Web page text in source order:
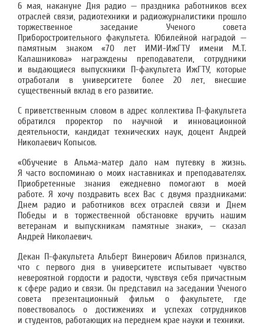
6 мая, накануне Дня радио — праздника работников всех
отраслей связи, радиотехники и радиожурналистики прошло
торжественное заседание Ученого совета
Приборостроительного факультета. Юбилейной наградой —
памятным знаком «70 лет ИМИ-ИжГТУ имени М.Т.
Калашникова» награждены преподаватели, сотрудники
и выдающиеся выпускники П-факультета ИжГТУ, которые
отработали в университете более 20 лет, внесшие
существенный вклад в его развитие.
С приветственным словом в адрес коллектива П-факультета
обратился проректор по научной и инновационной
деятельности, кандидат технических наук, доцент Андрей
Николаевич Копысов.
«Обучение в Альма-матер дало нам путевку в жизнь.
Я часто воспоминаю о моих наставниках и преподавателях.
Приобретенные знания ежедневно помогают в моей
работе. Я хочу поздравить всех Вас с двумя праздниками:
Днем радио и работников всех отраслей связи и Днем
Победы и в торжественной обстановке вручить нашим
ветеранам и выпускникам памятные знаки», — сказал
Андрей Николаевич.
Декан П-факультета Альберт Винерович Абилов признался,
что с первого дня в университете испытывает чувство
невероятной гордости и радости, чувствуя себя причастным
к сфере радио и связи. Он представил на заседании Ученого
совета презентационный фильм о факультете, где
повествовалось о достижениях и успехах сотрудников
и студентов, работающих на переднем крае науки и техники.